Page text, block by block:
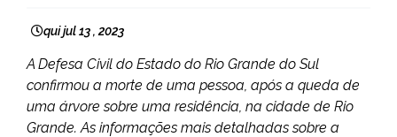
qui jul 13 , 2023
A Defesa Civil do Estado do Rio Grande do Sul
confirmou a morte de uma pessoa, após a queda de
uma árvore sobre uma residência, na cidade de Rio
Grande. As informações mais detalhadas sobre a